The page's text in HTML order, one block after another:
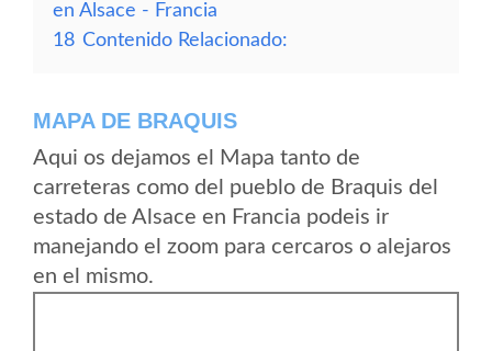
en Alsace - Francia
18 Contenido Relacionado:
MAPA DE BRAQUIS
Aqui os dejamos el Mapa tanto de
carreteras como del pueblo de Braquis del
estado de Alsace en Francia podeis ir
manejando el zoom para cercaros o alejaros
en el mismo.